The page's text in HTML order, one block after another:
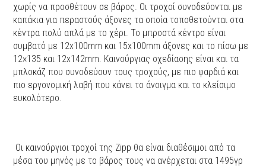
χωρίς να προσθέτουν σε βάρος. Οι τροχοί συνοδεύονται με
καπάκια για περαστούς άξονες τα οποία τοποθετούνται στα
κέντρα πολύ απλά με το χέρι. Το μπροστά κέντρο είναι
συμβατό με 12x100mm και 15x100mm άξονες και το πίσω με
12×135 και 12x142mm. Kαινούργιας σχεδίασης είναι και τα
μπλοκάζ που συνοδεύουν τους τροχούς, με πιο φαρδιά και
πιο εργονομική λαβή που κάνει το άνοιγμα και το κλείσιμο
ευκολότερο.
Oι καινούργιοι τροχοί της Zipp θα είναι διαθέσιμοι από τα
μέσα του μηνός με το βάρος τους να ανέρχεται στα 1495γρ